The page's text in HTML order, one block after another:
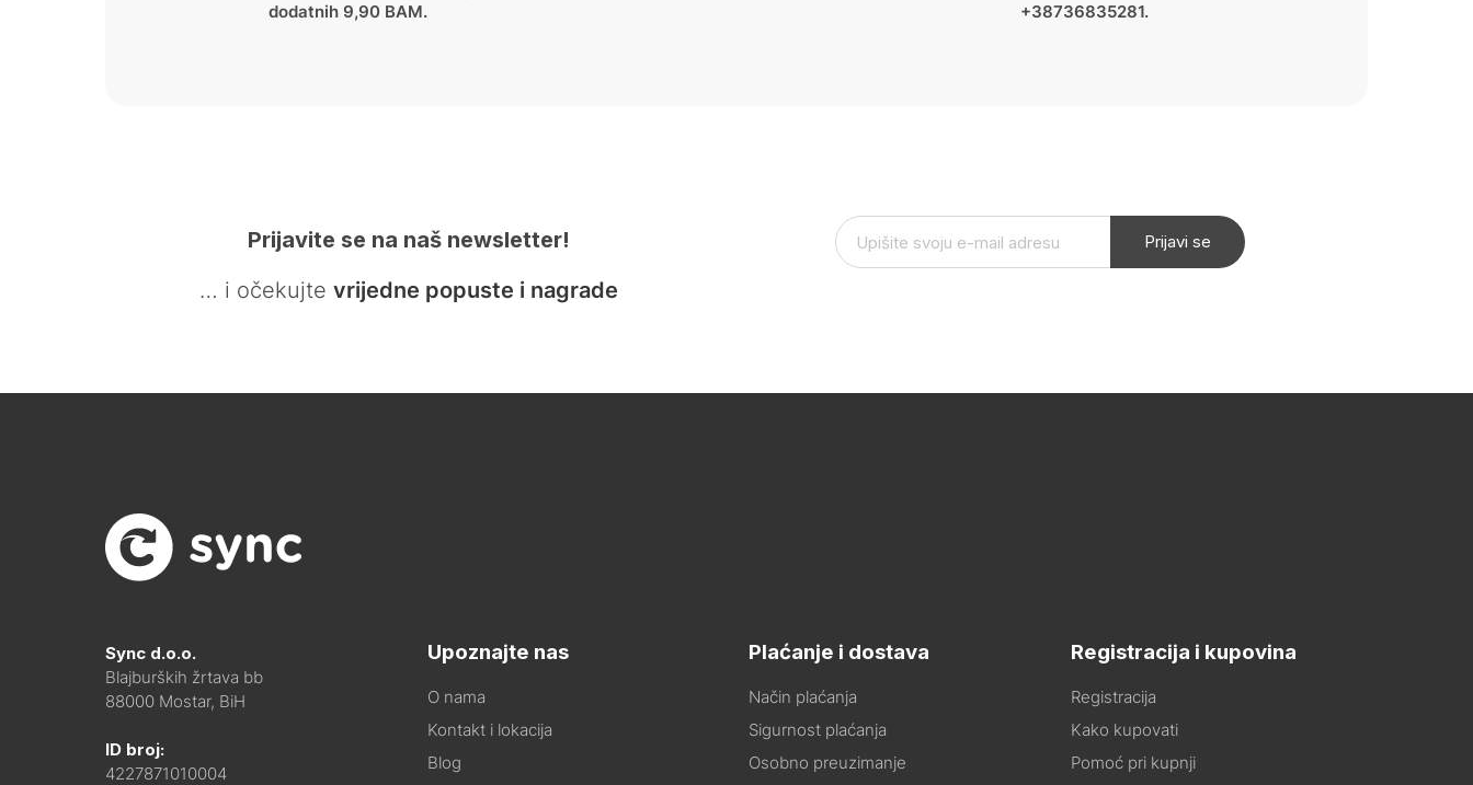
dodatnih 9,90 BAM.
+38736835281.
Prijavite se na naš newsletter!
… i očekujte vrijedne popuste i nagrade
Prijavi se
Sync d.o.o.
Blajburških žrtava bb
88000 Mostar, BiH
ID broj:
4227871010004
Upoznajte nas
O nama
Kontakt i lokacija
Blog
Plaćanje i dostava
Način plaćanja
Sigurnost plaćanja
Osobno preuzimanje
Registracija i kupovina
Registracija
Kako kupovati
Pomoć pri kupnji